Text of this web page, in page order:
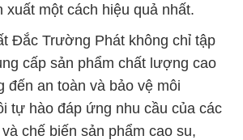
xuất một cách hiệu quả nhất.
Đắc Trường Phát không chỉ tập
cấp sản phẩm chất lượng cao
đến an toàn và bảo vệ môi
tự hào đáp ứng nhu cầu của các
chế biến sản phẩm cao su,